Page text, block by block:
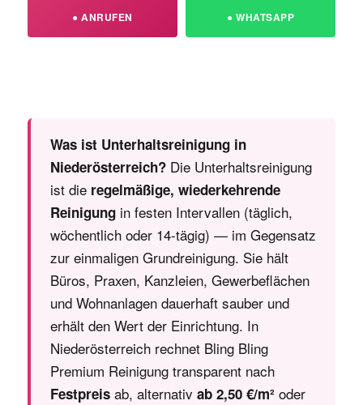
● ANRUFEN ● WHATSAPP
Was ist Unterhaltsreinigung in
Niederösterreich? Die Unterhaltsreinigung
ist die regelmäßige, wiederkehrende
Reinigung in festen Intervallen (täglich,
wöchentlich oder 14-tägig) — im Gegensatz
zur einmaligen Grundreinigung. Sie hält
Büros, Praxen, Kanzleien, Gewerbeflächen
und Wohnanlagen dauerhaft sauber und
erhält den Wert der Einrichtung. In
Niederösterreich rechnet Bling Bling
Premium Reinigung transparent nach
Festpreis ab, alternativ ab 2,50 €/m² oder